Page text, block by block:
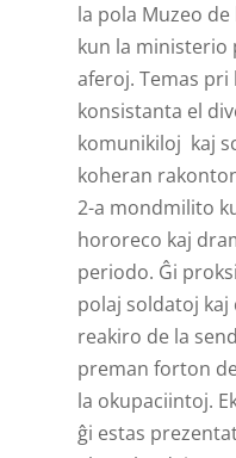
la pola Muzeo
kun la ministerio
aferoj. Temas
konsistanta el
komunikiloj kaj
koheran
2-a mondmilito
hororeco kaj
periodo. Ĝi
polaj soldatoj
reakiro de la
preman forton
la okupaciintoj.
ĝi estas